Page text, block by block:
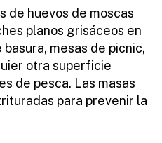
de huevos de moscas
planos grisáceos en
mesas de picnic,
otra superficie
de pesca. Las masas
para prevenir la